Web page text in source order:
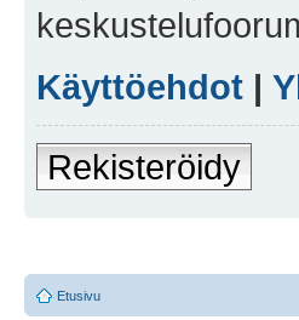
Käyttöehdot |
Rekisteröidy
Etusivu